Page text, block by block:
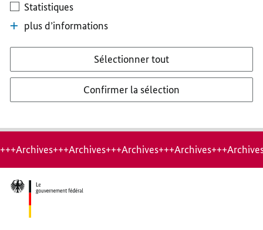
Statistiques
plus d’informations
Sélectionner tout
Confirmer la sélection